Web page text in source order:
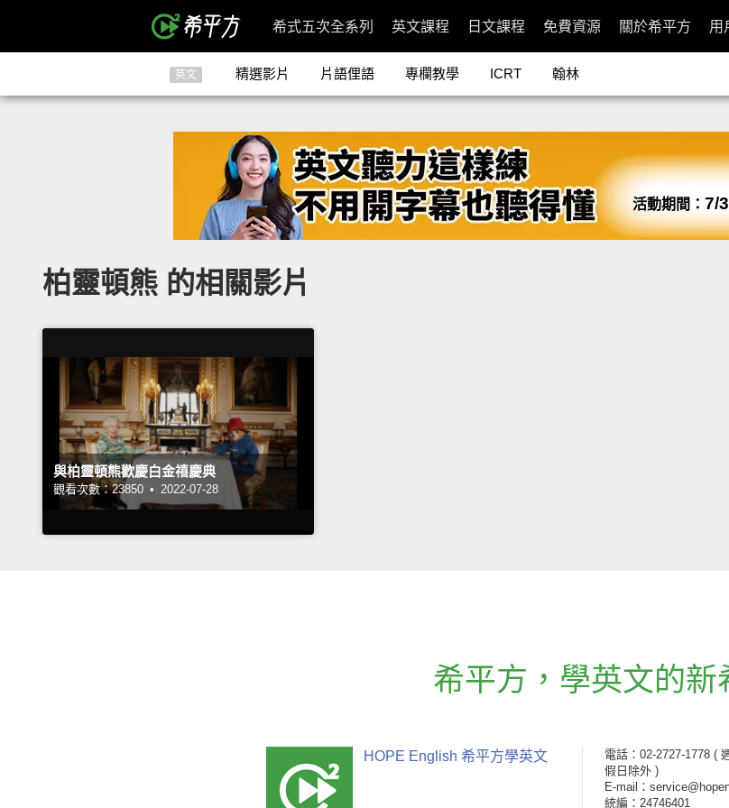
希式五次全系列 英文課程 日文課程 免費資源 關於希平方 用
英文 精選影片 片語俚語 專欄教學 ICRT 翰林
活動期間： 7/
柏靈頓熊 的相關影片
與柏靈頓熊歡慶白金禧慶典
觀看次數：23850 • 2022-07-28
希平方 ， 學英文的新
HOPE English 希平方學英文 電話：02-2727-1778 (
假日除外 )
E-mail：
統編：24746401